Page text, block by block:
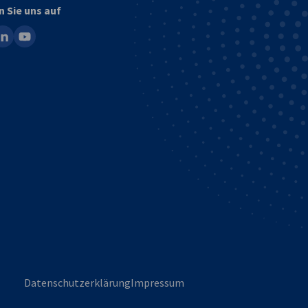
Sie uns auf
youtube
DatenschutzerklärungImpressum